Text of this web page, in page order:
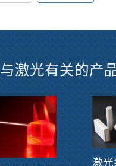
与激光有关的产
激光